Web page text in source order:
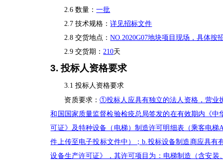
2.6 数量：一批
2.7 技术规格：详见招标文件
2.8 交货地点：NO.2020G07地块项目现场，具体按
2.9 交货期：210天
3. 投标人资格要求
3.1 投标人资格要求
资质要求：①投标人应具有独立的法人资格，营业
和国国家质量监督检验检疫总局签发的在有效期内《
可证》及特种设备（电梯）制造许可明细表（乘客电
件上传至电子投标文件中）；b.投标设备制造商应具
设备生产许可证》，其许可项目为：电梯制造（含安